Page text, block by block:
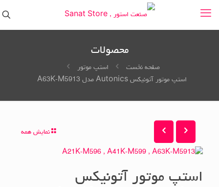
محصولات
صفحه نخست
استپ موتور
استپ موتور آتونیکس Autonics مدل A63K-M5913
نمایش همه
استپ موتور آتونیکس